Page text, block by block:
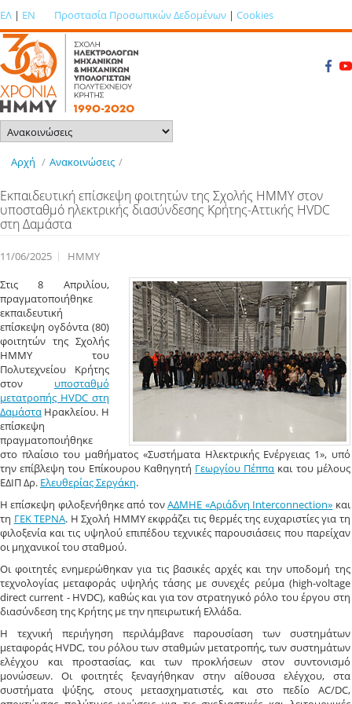
ΕΛ | EN Προστασία Προσωπικών Δεδομένων | Cookies
Αρχή / Ανακοινώσεις /
Εκπαιδευτική επίσκεψη φοιτητών της Σχολής ΗΜΜΥ στον
υποσταθμό ηλεκτρικής διασύνδεσης Κρήτης-Αττικής HVDC
στη Δαμάστα
11/06/2025
ΗΜΜΥ
Στις 8 Απριλίου,
πραγματοποιήθηκε
εκπαιδευτική
επίσκεψη ογδόντα (80)
φοιτητών της Σχολής
ΗΜΜΥ του
Πολυτεχνείου Κρήτης
στον υποσταθμό
μετατροπής HVDC στη
Δαμάστα Ηρακλείου. Η
επίσκεψη
πραγματοποιήθηκε
στο πλαίσιο του μαθήματος «Συστήματα Ηλεκτρικής Ενέργειας 1», υπό
την επίβλεψη του Επίκουρου Καθηγητή Γεωργίου Πέππα και του μέλους
ΕΔΙΠ Δρ. Ελευθερίας Σεργάκη.
Η επίσκεψη φιλοξενήθηκε από τονΑΔΜΗΕ «Αριάδνη Interconnection» και
τη ΓΕΚ ΤΕΡΝΑ. Η Σχολή ΗΜΜΥ εκφράζει τις θερμές της ευχαριστίες για τη
φιλοξενία και τις υψηλού επιπέδου τεχνικές παρουσιάσεις που παρείχαν
οι μηχανικοί του σταθμού.
Οι φοιτητές ενημερώθηκαν για τις βασικές αρχές και την υποδομή της
τεχνολογίας μεταφοράς υψηλής τάσης με συνεχές ρεύμα (high-voltage
direct current - HVDC), καθώς και για τον στρατηγικό ρόλο του έργου στη
διασύνδεση της Κρήτης με την ηπειρωτική Ελλάδα.
Η τεχνική περιήγηση περιλάμβανε παρουσίαση των συστημάτων
μεταφοράς HVDC, του ρόλου των σταθμών μετατροπής, των συστημάτων
ελέγχου και προστασίας, και των προκλήσεων στον συντονισμό
μονώσεων. Οι φοιτητές ξεναγήθηκαν στην αίθουσα ελέγχου, στα
συστήματα ψύξης, στους μετασχηματιστές, και στο πεδίο AC/DC,